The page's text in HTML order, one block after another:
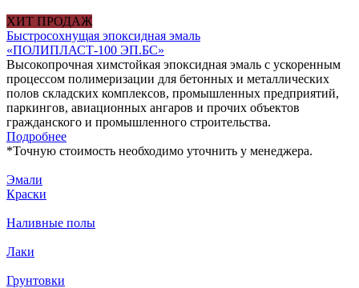
ХИТ ПРОДАЖ
Быстросохнущая эпоксидная эмаль
«ПОЛИПЛАСТ-100 ЭП.БС»
Высокопрочная химстойкая эпоксидная эмаль с ускоренным
процессом полимеризации для бетонных и металлических
полов складских комплексов, промышленных предприятий,
паркингов, авиационных ангаров и прочих объектов
гражданского и промышленного строительства.
Подробнее
*Точную стоимость необходимо уточнить у менеджера.
Эмали
Краски
Наливные полы
Лаки
Грунтовки